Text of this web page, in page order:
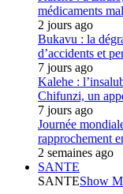
médicaments
2 jours ago
Bukavu : la
d’accidents et
7 jours ago
Kalehe :
Chifunzi, un
7 jours ago
Journée
rapprochement
2 semaines ago
SANTE
SANTEShow